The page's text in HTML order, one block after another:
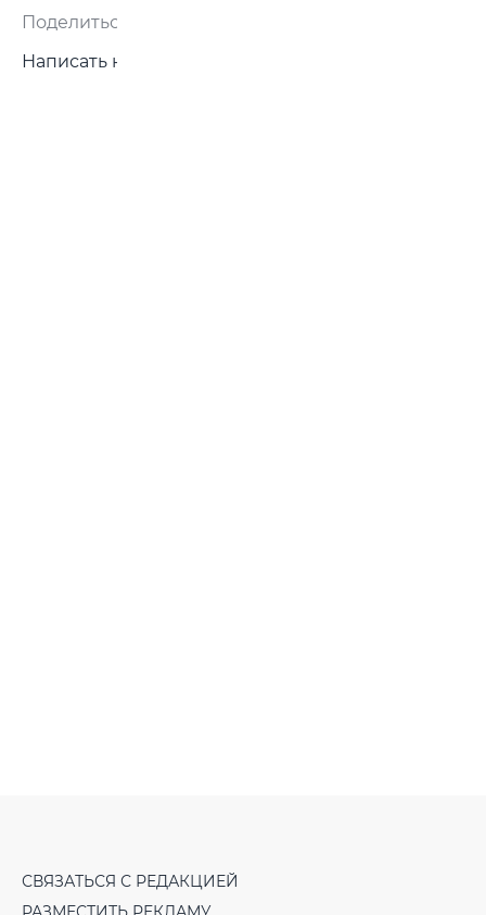
Поделиться:
Написать нам
СВЯЗАТЬСЯ С РЕДАКЦИЕЙ